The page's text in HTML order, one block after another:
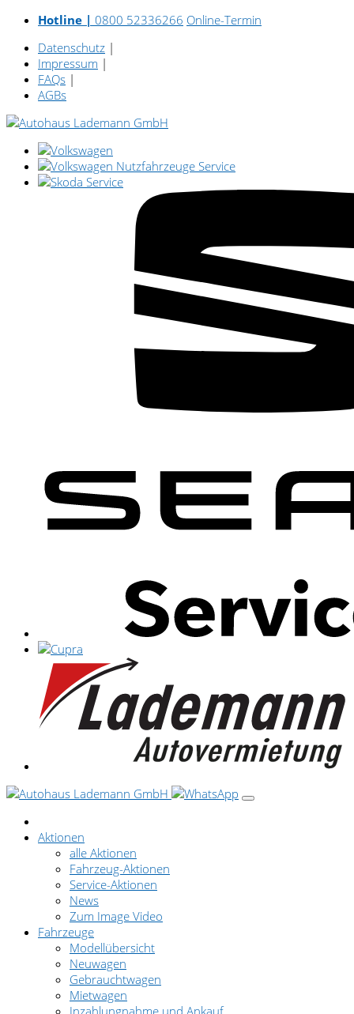
Hotline | 0800 52336266 Online-Termin
Datenschutz |
Impressum |
FAQs |
AGBs
Aktionen
alle Aktionen
Fahrzeug-Aktionen
Service-Aktionen
News
Zum Image Video
Fahrzeuge
Modellübersicht
Neuwagen
Gebrauchtwagen
Mietwagen